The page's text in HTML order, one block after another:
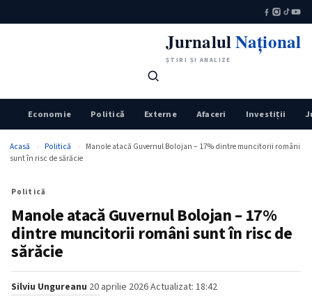
JurnalulNațional
ȘTIRI ȘI ANALIZE
Economie Politică Externe Afaceri Investiții
Acasă › Politică › Manole atacă Guvernul Bolojan – 17% dintre muncitorii români
sunt în risc de sărăcie
Politică
Manole atacă Guvernul Bolojan – 17%
dintre muncitorii români sunt în risc de
sărăcie
Silviu Ungureanu·20 aprilie 2026·Actualizat: 18:42